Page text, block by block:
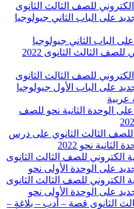
الكتروني للصف الثالث الثانوى
الجديد على الباب الثاني جيولوجيا
على الباب الثاني جيولوجيا
المعادن الكتروني للصف الثالث الثانوى 2022
الكتروني للصف الثالث الثانوى
عربية
على الوحدة الثانية نحو للصف
للصف الثالث الثانوي على درس
نحو 2022
عربية الكتروني للصف الثالث الثانوى
عربية الكتروني للصف الثالث الثانوى
الثانوى قصة – أدب – بلاغة –